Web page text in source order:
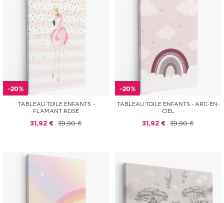
-20%
TABLEAU TOILE ENFANTS -
FLAMANT ROSE
31,92 € 39,90 €
-20%
TABLEAU TOILE ENFANTS - ARC-EN-
CIEL
31,92 € 39,90 €